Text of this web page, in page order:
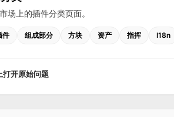
场上的插件分类页面。
件 组成部分 方块 资产 指挥 I18n
开原始问题